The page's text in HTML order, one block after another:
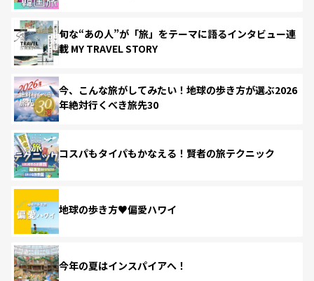
旬な“あの人”が「旅」をテーマに語るインタビュー連
載 MY TRAVEL STORY
今、こんな旅がしてみたい！地球の歩き方が選ぶ2026
年絶対行くべき旅先30
コスパもタイパもかなえる！賢者の旅テクニック
地球の歩き方♥偏愛ハワイ
今年の夏はインスパイアへ！